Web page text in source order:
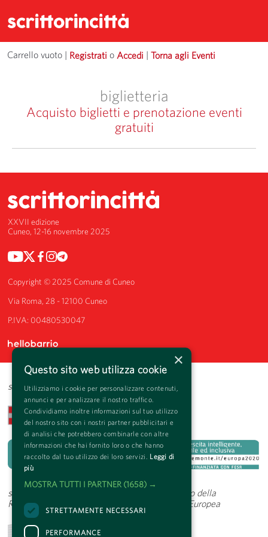
Carrello vuoto | Registrati o Accedi | Torna agli Eventi
biglietteria
Acquisto biglietti e prenotazione eventi
gratuiti
XXVII edizione
Cuneo, 12-16 novembre 2025
Copyright © 2025 Comune di Cuneo
Via Roma, 28 - 12100 Cuneo
P.IVA: 00480530047
scrittorincittà è supportato da
scrittorincittà è stato realizzato con il patrocinio della
Rappresentanza a Milano della Commissione Europea
×
Questo sito web utilizza cookie
Utilizziamo i cookie per personalizzare contenuti,
annunci e per analizzare il nostro traffico.
Condividiamo inoltre informazioni sul tuo utilizzo
del nostro sito con i nostri partner pubblicitari e
di analisi che potrebbero combinarle con altre
informazioni che hai fornito loro o che hanno
raccolto dal tuo utilizzo dei loro servizi.
Leggi di
più
MOSTRA TUTTI I PARTNER (1658) →
STRETTAMENTE NECESSARI
PERFORMANCE